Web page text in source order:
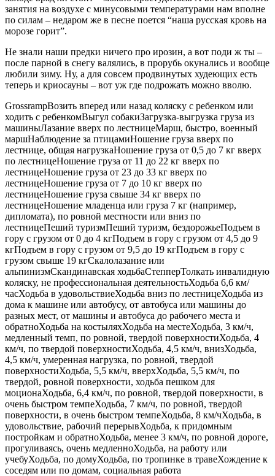
занятия на воздухе с минусовыми температурами нам вполне
по силам – недаром же в песне поется “наша русская кровь на
морозе горит”.
Не знали наши предки ничего про ирозин, а вот поди ж ты –
после парной в снегу валялись, в прорубь окунались и вообще
любили зиму. Ну, а для совсем продвинутых худеющих есть
теперь и криосауны – вот уж где подрожать можно вволю.
GrossrampВозить вперед или назад коляску с ребенком или
ходить с ребенкомВыгул собакиЗагрузка-выгрузка груза из
машиныЛазание вверх по лестницеМарш, быстро, военный
маршНаблюдение за птицамиНошение груза вверх по
лестнице, общая нагрузкаНошение груза от 0,5 до 7 кг вверх
по лестницеНошение груза от 11 до 22 кг вверх по
лестницеНошение груза от 23 до 33 кг вверх по
лестницеНошение груза от 7 до 10 кг вверх по
лестницеНошение груза свыше 34 кг вверх по
лестницеНошение младенца или груза 7 кг (например,
дипломата), по ровной местности или вниз по
лестницеПеший туризмПеший туризм, бездорожьеПодъем в
гору с грузом от 0 до 4 кгПодъем в гору с грузом от 4,5 до 9
кгПодъем в гору с грузом от 9,5 до 19 кгПодъем в гору с
грузом свыше 19 кгСкалолазание или
альпинизмСкандинавская ходьбаСтепперТолкать инвалидную
коляску, не профессиональная деятельностьХодьба 6,6 км/
часХодьба в удовольствиеХодьба вниз по лестницеХодьба из
дома к машине или автобусу, от автобуса или машины до
разных мест, от машины и автобуса до рабочего места и
обратноХодьба на костыляхХодьба на местеХодьба, 3 км/ч,
медленный темп, по ровной, твердой поверхностиХодьба, 4
км/ч, по твердой поверхностиХодьба, 4,5 км/ч, внизХодьба,
4,5 км/ч, умеренная нагрузка, по ровной, твердой
поверхностиХодьба, 5,5 км/ч, вверхХодьба, 5,5 км/ч, по
твердой, ровной поверхности, ходьба пешком для
моционаХодьба, 6,4 км/ч, по ровной, твердой поверхности, в
очень быстром темпеХодьба, 7 км/ч, по ровной, твердой
поверхности, в очень быстром темпеХодьба, 8 км/чХодьба, в
удовольствие, рабочий перерывХодьба, к придомным
постройкам и обратноХодьба, менее 3 км/ч, по ровной дороге,
прогуливаясь, очень медленноХодьба, на работу или
учебуХодьба, по домуХодьба, по тропинке в травеХождение к
соседям или по домам, социальная работа